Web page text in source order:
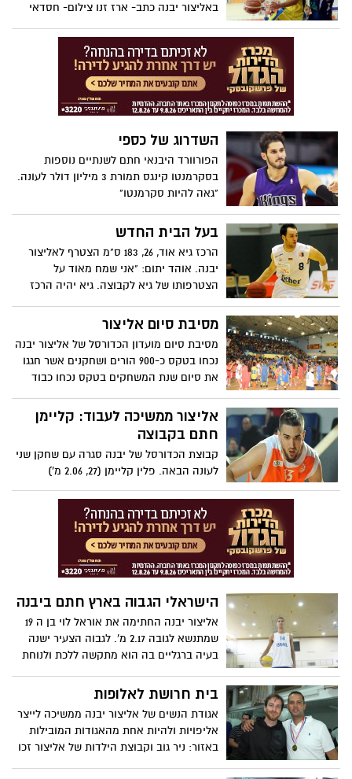
באליצור יבנה כתב- ארז זנו צילום- חסדאי
השדרוג של כספי
הפורוורד היבנאי חתם לשנתיים נוספות
בסקרמנטו קינגס תמורת 3 מיליון דולר לעונה.
"גאה להיות סקרמנטו"
בעל הבית החדש
הרכז גיא אוד, 26, 183 ס"מ הצטרף לאליצור
יבנה. אוהד יתום: "אני שמח מאוד על
הצטרפותו של גיא לקבוצה. גיא יהיה הרכז
מסיבת סיום אליצור
מסיבת סיום מועדון הכדורסל של אליצור יבנה
נכחו בטקס כ-900 הורים ושחקנים אשר חגגו
את סיום שנת המשחקים בטקס נכחו כבוד
אליצור ממשיכה לעבוד: קליימן
חתם בקבוצה
קבוצת הכדורסל של יבנה סגרה עם שחקן שני
לעונה הבאה. פלין קליימן (27, 2.06 מ')
ששיחק בעבר בארץ. שרון, מאיור ואייזנהרדט
מחפשים קבוצה חדשה
הישראלי הגבוה בארץ חתם ביבנה
אליצור יבנה החתימה את אוראל לוי בן ה 19
שמתנשא לגובה 2.17 מ'. לגבוה הצעיר ישנה
בעיה ברגליים בה הוא מתקשה ללכת ולנוחת
מוגדר כנס רפואי
בית חרושת לאלופות
אגודת הנשים של אליצור יבנה ממשיכה לייצר
אליפויות ולהיות אחת מהאגודות המובילות
באזור: ניר גוב וקבוצת הילדות של אליצור זכו